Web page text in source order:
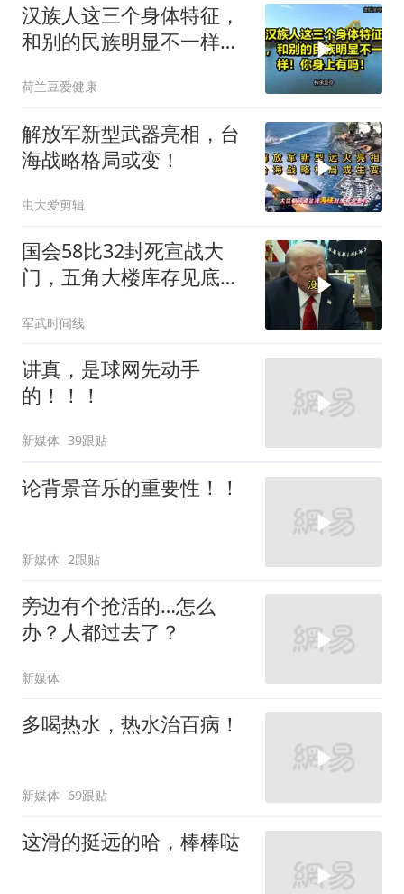
汉族人这三个身体特征，
和别的民族明显不一样！
荷兰豆爱健康
解放军新型武器亮相，台
海战略格局或变！
虫大爱剪辑
国会58比32封死宣战大
门，五角大楼库存见底，
生了什么
军武时间线
讲真，是球网先动手
的！！！
新媒体 39跟贴
论背景音乐的重要性！！
新媒体 2跟贴
旁边有个抢活的…怎么
办？人都过去了？
新媒体
多喝热水，热水治百病！
新媒体 69跟贴
这滑的挺远的哈，棒棒哒